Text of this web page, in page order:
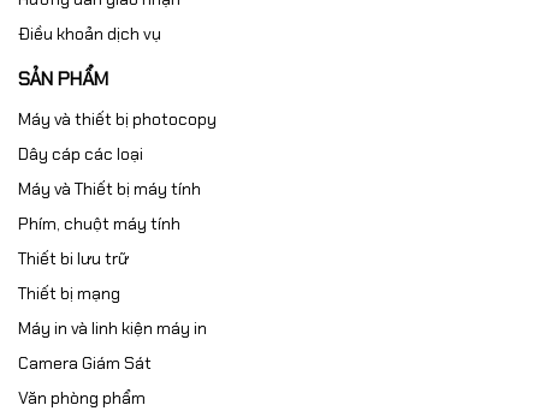
Điều khoản dịch vụ
SẢN PHẨM
Máy và thiết bị photocopy
Dây cáp các loại
Máy và Thiết bị máy tính
Phím, chuột máy tính
Thiết bi lưu trữ
Thiết bị mạng
Máy in và linh kiện máy in
Camera Giám Sát
Văn phòng phẩm